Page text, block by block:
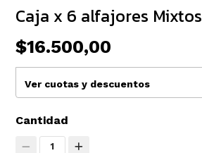
Caja x 6 alfajores Mixtos
$16.500,00
Ver cuotas y descuentos
Cantidad
1